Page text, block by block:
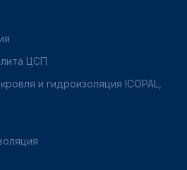
ЦСП
и гидроизоляция ICOPAL,